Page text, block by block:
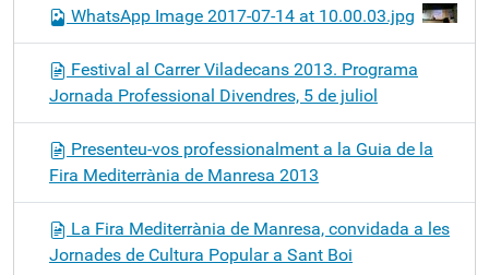
WhatsApp Image 2017-07-14 at 10.00.03.jpg
Festival al Carrer Viladecans 2013. Programa
Jornada Professional Divendres, 5 de juliol
Presenteu-vos professionalment a la Guia de la
Fira Mediterrània de Manresa 2013
La Fira Mediterrània de Manresa, convidada a les
Jornades de Cultura Popular a Sant Boi